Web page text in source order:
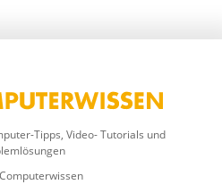
Tipps, Video- Tutorials und